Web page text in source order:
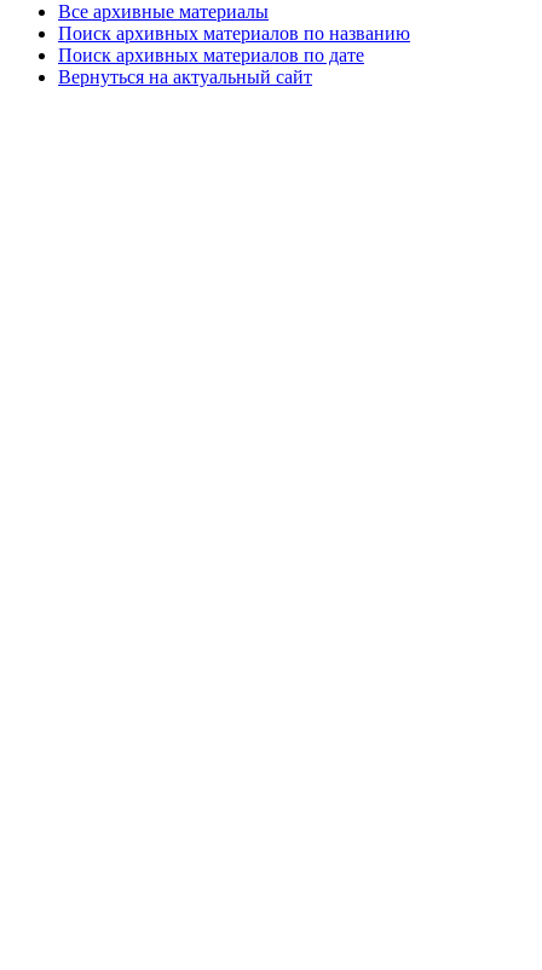
Все архивные материалы
Поиск архивных материалов по названию
Поиск архивных материалов по дате
Вернуться на актуальный сайт